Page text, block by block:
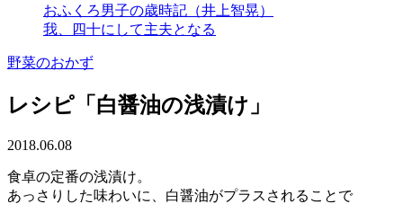
おふくろ男子の歳時記（井上智晃）
我、四十にして主夫となる
野菜のおかず
レシピ「白醤油の浅漬け」
2018.06.08
食卓の定番の浅漬け。
あっさりした味わいに、白醤油がプラスされることで